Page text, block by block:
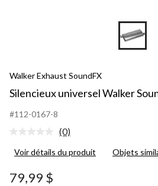
Walker Exhaust SoundFX
Silencieux universel Walker
#112-0167-8
Aucune
pour
(0)
Voir détails du produit Objets
79,99 $